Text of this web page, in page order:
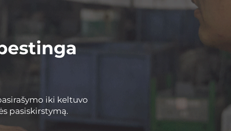
iki keltuvo
pasiskirstymą.